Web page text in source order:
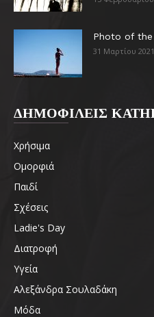
Photo of
31 Μαρτίου 2021
ΔΗΜΟΦΙΛΕΙΣ
Χρήσιμα
Ομορφιά
Παιδί
Σχέσεις
Ladie's Day
Διατροφή
Υγεία
Αλεξάνδρα Σουλαδάκη
Μόδα